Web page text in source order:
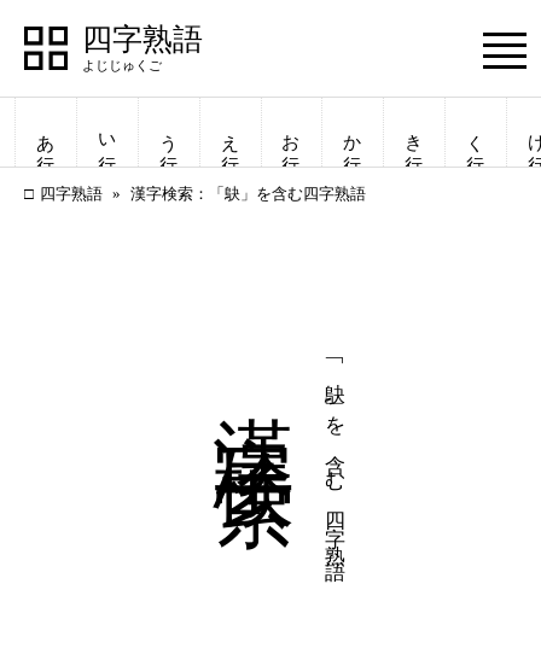
四字熟語
四字熟語
一覧表示
Menu
あ行 い行 う行 え行 お行 か行 き行 く行
四字熟語 漢字検索：「鴃」を含む四字熟語
「鴃」を含む四字熟語
四字熟語
一覧表示